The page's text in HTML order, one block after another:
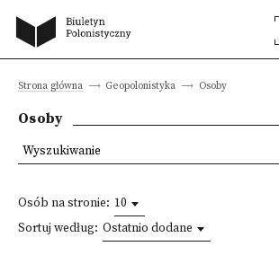
Strona główna Geopolonistyka Osoby
Osoby
Osób na stronie: 10
Sortuj według: Ostatnio dodane
Wyszukiwanie